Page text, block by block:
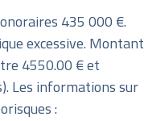
435 000 €.
excessive. Montant
4550.00 € et
Les informations sur
: